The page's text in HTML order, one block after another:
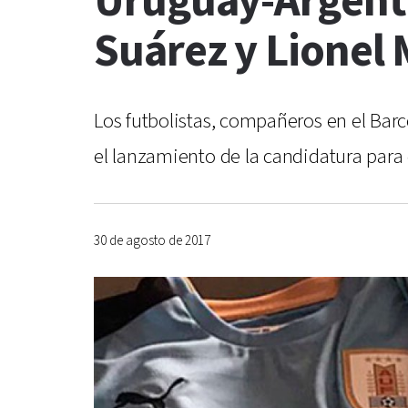
Suárez y Lionel
Los futbolistas, compañeros en el
el lanzamiento de la candidatura
30 de agosto de 2017